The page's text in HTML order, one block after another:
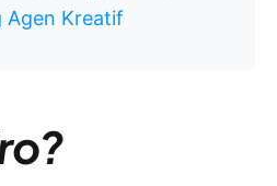
Agen Kreatif